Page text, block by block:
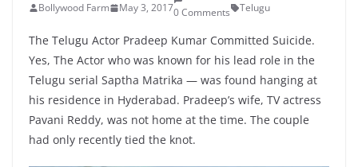
Bollywood Farm May 3, 20170 Comments Telugu
The Telugu Actor Pradeep Kumar Committed Suicide.
Yes, The Actor who was known for his lead role in the
Telugu serial Saptha Matrika — was found hanging at
his residence in Hyderabad. Pradeep’s wife, TV actress
Pavani Reddy, was not home at the time. The couple
had only recently tied the knot.